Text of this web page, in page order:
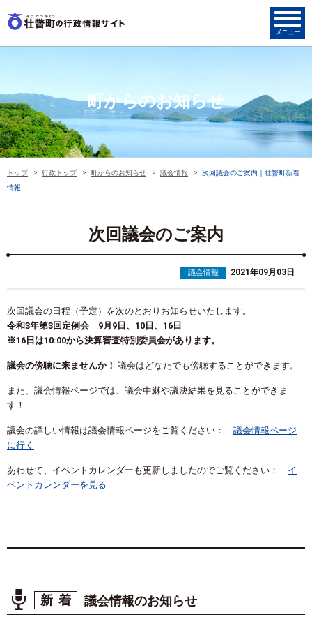
町からのお知らせ
トップ 行政トップ 町からのお知らせ 議会情報
次回議会のご案内｜壮瞥町新着
情報
次回議会のご案内
議会情報 2021年09月03日
次回議会の日程（予定）を次のとおりお知らせいたします。
令和3年第3回定例会 9月9日、10日、16日
※16日は10:00から決算審査特別委員会があります。
議会の傍聴に来ませんか！ 議会はどなたでも傍聴することができます。
また、議会情報ページでは、議会中継や議決結果を見ることができま
す！
議会の詳しい情報は議会情報ページをご覧ください： 議会情報ページ
に行く
あわせて、イベントカレンダーも更新しましたのでご覧ください： イ
ベントカレンダーを見る
新着 議会情報のお知らせ